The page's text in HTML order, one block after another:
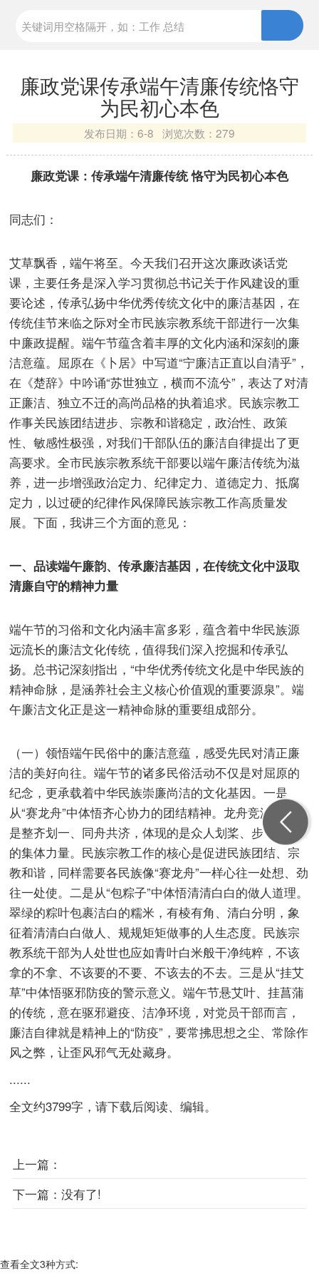
廉政党课传承端午清廉传统恪守
为民初心本色
发布日期： 6-8 浏览次数： 279
廉政党课：传承端午清廉传统 恪守为民初心本色
同志们：
艾草飘香，端午将至。今天我们召开这次廉政谈话党
课，主要任务是深入学习贯彻总书记关于作风建设的重
要论述，传承弘扬中华优秀传统文化中的廉洁基因，在
传统佳节来临之际对全市民族宗教系统干部进行一次集
中廉政提醒。端午节蕴含着丰厚的文化内涵和深刻的廉
洁意蕴。屈原在《卜居》中写道“宁廉洁正直以自清乎”，
在《楚辞》中吟诵“苏世独立，横而不流兮”，表达了对清
正廉洁、独立不迁的高尚品格的执着追求。民族宗教工
作事关民族团结进步、宗教和谐稳定，政治性、政策
性、敏感性极强，对我们干部队伍的廉洁自律提出了更
高要求。全市民族宗教系统干部要以端午廉洁传统为滋
养，进一步增强政治定力、纪律定力、道德定力、抵腐
定力，以过硬的纪律作风保障民族宗教工作高质量发
展。下面，我讲三个方面的意见：
一、品读端午廉韵、传承廉洁基因，在传统文化中汲取
清廉自守的精神力量
端午节的习俗和文化内涵丰富多彩，蕴含着中华民族源
远流长的廉洁文化传统，值得我们深入挖掘和传承弘
扬。总书记深刻指出，“中华优秀传统文化是中华民族的
精神命脉，是涵养社会主义核心价值观的重要源泉”。端
午廉洁文化正是这一精神命脉的重要组成部分。
（一）领悟端午民俗中的廉洁意蕴，感受先民对清正廉
洁的美好向往。端午节的诸多民俗活动不仅是对屈原的
纪念，更承载着中华民族崇廉尚洁的文化基因。一是
从“赛龙舟”中体悟齐心协力的团结精神。龙舟竞渡强调的
是整齐划一、同舟共济，体现的是众人划桨、步调一致
的集体力量。民族宗教工作的核心是促进民族团结、宗
教和谐，同样需要各民族像“赛龙舟”一样心往一处想、劲
往一处使。二是从“包粽子”中体悟清清白白的做人道理。
翠绿的粽叶包裹洁白的糯米，有棱有角、清白分明，象
征着清清白白做人、规规矩矩做事的人生态度。民族宗
教系统干部为人处世也应如青叶白米般干净纯粹，不该
拿的不拿、不该要的不要、不该去的不去。三是从“挂艾
草”中体悟驱邪防疫的警示意义。端午节悬艾叶、挂菖蒲
的传统，意在驱邪避疫、洁净环境，对党员干部而言，
廉洁自律就是精神上的“防疫”，要常拂思想之尘、常除作
风之弊，让歪风邪气无处藏身。
......
全文约3799字，请下载后阅读、编辑。
上一篇：
下一篇： 没有了!
查看全文3种方式: